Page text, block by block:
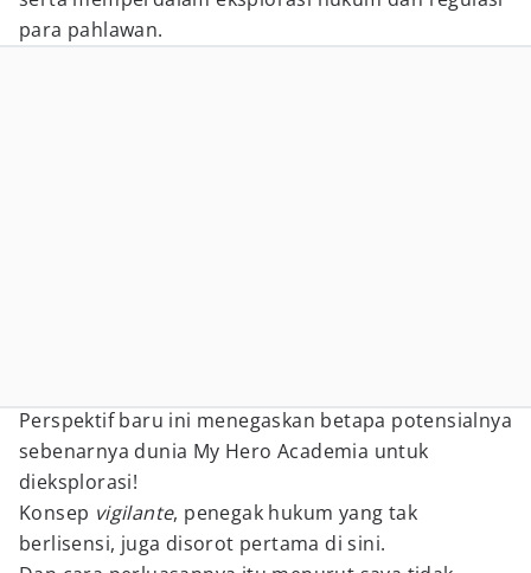
para pahlawan.
Perspektif baru ini menegaskan betapa potensialnya
sebenarnya dunia My Hero Academia untuk
dieksplorasi!
Konsep vigilante, penegak hukum yang tak
berlisensi, juga disorot pertama di sini.